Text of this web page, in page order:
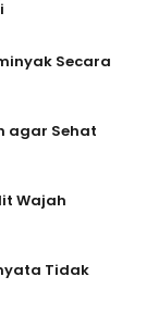
Secara
agar Sehat
Wajah
Tidak